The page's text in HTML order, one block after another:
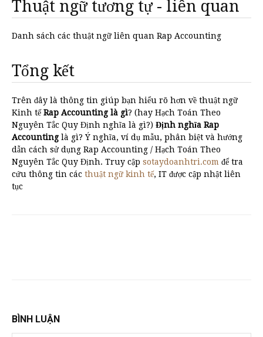
Thuật ngữ tương tự - liên quan
Danh sách các thuật ngữ liên quan Rap Accounting
Tổng kết
Trên đây là thông tin giúp bạn hiểu rõ hơn về thuật ngữ
Kinh tếRap Accounting là gì? (hay Hạch Toán Theo
Nguyên Tắc Quy Định nghĩa là gì?) Định nghĩa Rap
Accounting là gì? Ý nghĩa, ví dụ mẫu, phân biệt và hướng
dẫn cách sử dụng Rap Accounting / Hạch Toán Theo
Nguyên Tắc Quy Định. Truy cập sotaydoanhtri.com để tra
cứu thông tin các thuật ngữ kinh tế, IT được cập nhật liên
tục
BÌNH LUẬN